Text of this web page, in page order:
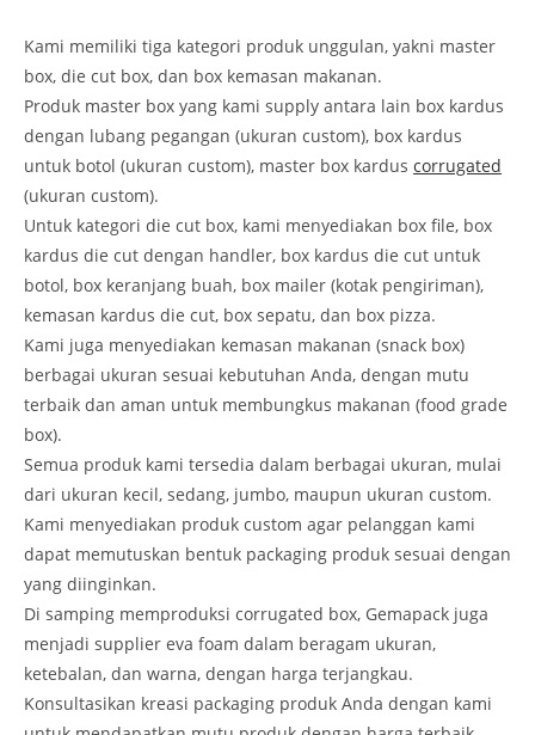
Kami memiliki tiga kategori produk unggulan, yakni master
box, die cut box, dan box kemasan makanan.
Produk master box yang kami supply antara lain box kardus
dengan lubang pegangan (ukuran custom), box kardus
untuk botol (ukuran custom), master box kardus corrugated
(ukuran custom).
Untuk kategori die cut box, kami menyediakan box file, box
kardus die cut dengan handler, box kardus die cut untuk
botol, box keranjang buah, box mailer (kotak pengiriman),
kemasan kardus die cut, box sepatu, dan box pizza.
Kami juga menyediakan kemasan makanan (snack box)
berbagai ukuran sesuai kebutuhan Anda, dengan mutu
terbaik dan aman untuk membungkus makanan (food grade
box).
Semua produk kami tersedia dalam berbagai ukuran, mulai
dari ukuran kecil, sedang, jumbo, maupun ukuran custom.
Kami menyediakan produk custom agar pelanggan kami
dapat memutuskan bentuk packaging produk sesuai dengan
yang diinginkan.
Di samping memproduksi corrugated box, Gemapack juga
menjadi supplier eva foam dalam beragam ukuran,
ketebalan, dan warna, dengan harga terjangkau.
Konsultasikan kreasi packaging produk Anda dengan kami